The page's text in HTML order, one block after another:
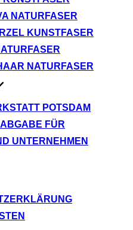
NATURFASER
KUNSTFASER
NATURFASER
POTSDAM
FÜR
UNTERNEHMEN